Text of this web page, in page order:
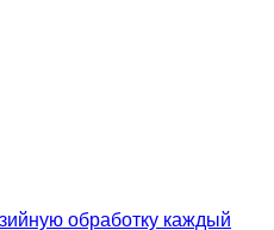
обработку каждый